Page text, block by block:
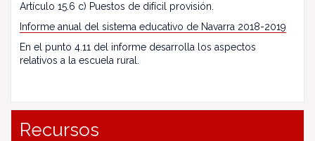
Artículo 15.6 c) Puestos de difícil provisión.
Informe anual del sistema educativo de Navarra 2018-2019
En el punto 4.11 del informe desarrolla los aspectos
relativos a la escuela rural.
Recursos